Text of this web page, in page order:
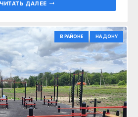
ЧИТАТЬ ДАЛЕЕ
В РАЙОНЕ НА ДОНУ